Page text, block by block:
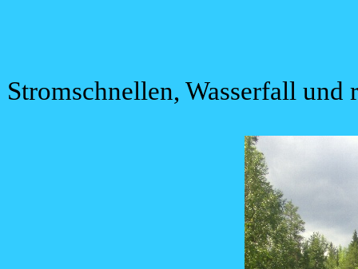
Stromschnellen, Wasserfall